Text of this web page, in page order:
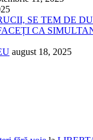
SE TEM DE
CA
august 18, 2025